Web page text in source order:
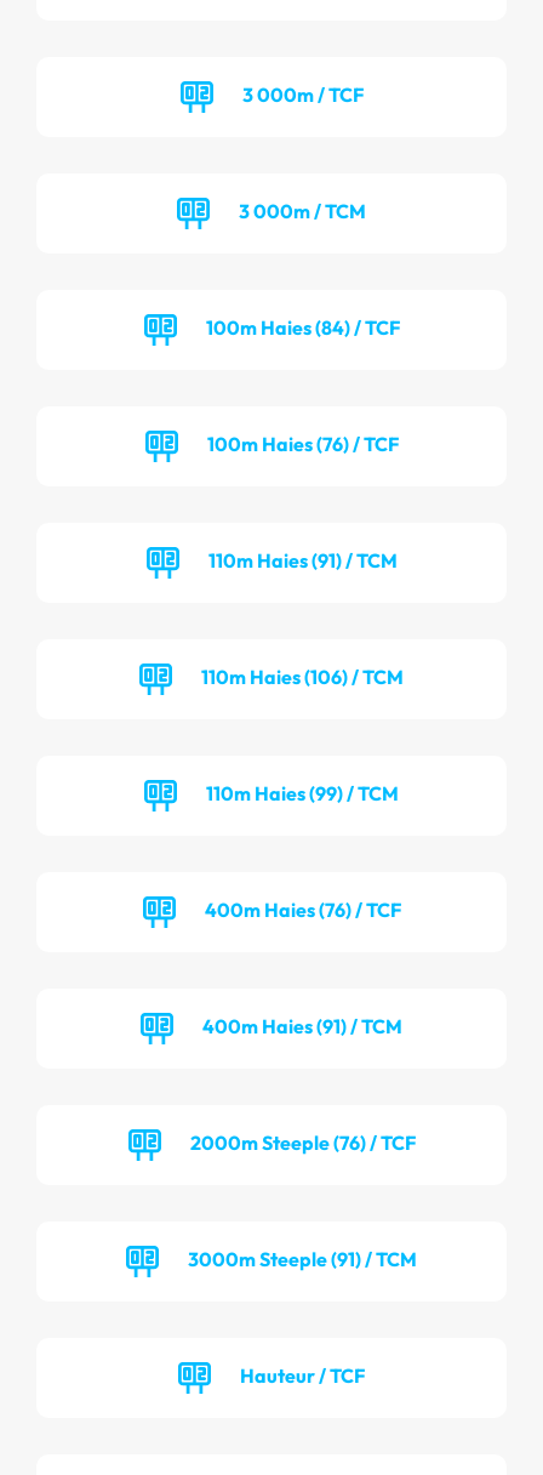
3 000m / TCF
3 000m / TCM
100m Haies (84) / TCF
100m Haies (76) / TCF
110m Haies (91) / TCM
110m Haies (106) / TCM
110m Haies (99) / TCM
400m Haies (76) / TCF
400m Haies (91) / TCM
2000m Steeple (76) / TCF
3000m Steeple (91) / TCM
Hauteur / TCF